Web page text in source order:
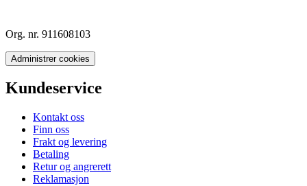
Org. nr. 911608103
Administrer cookies
Kundeservice
Kontakt oss
Finn oss
Frakt og levering
Betaling
Retur og angrerett
Reklamasjon